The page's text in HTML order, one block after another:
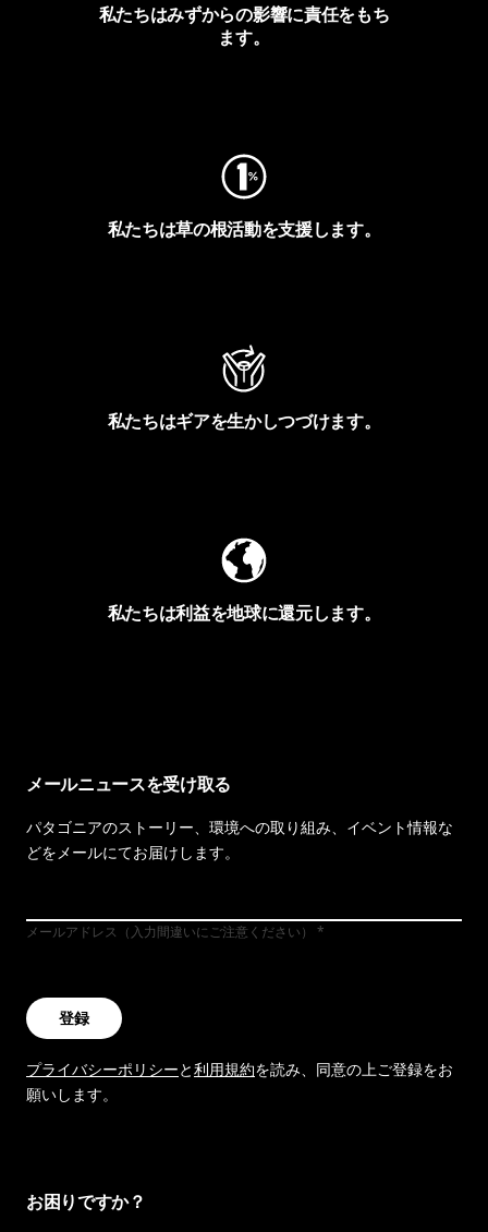
私たちはみずからの影響に責任をもち
ます。
私たちは草の根活動を支援します。
私たちはギアを生かしつづけます。
私たちは利益を地球に還元します。
メールニュースを受け取る
パタゴニアのストーリー、環境への取り組み、イベント情報な
どをメールにてお届けします。
メールアドレス（入力間違いにご注意ください）
登録
プライバシーポリシーと利用規約を読み、同意の上ご登録をお
願いします。
お困りですか？